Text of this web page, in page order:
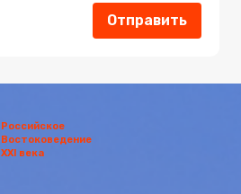
Отправить
Российское
Востоковедение
XXI века